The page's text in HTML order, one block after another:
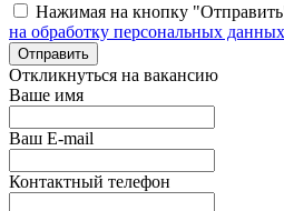
Нажимая на кнопку
на обработку персональных
Откликнуться на вакансию
Ваше имя
Ваш E-mail
Контактный телефон